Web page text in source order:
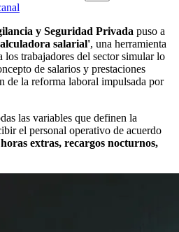
y Seguridad Privada puso a
salarial', una herramienta
trabajadores del sector simular lo
de salarios y prestaciones
de la reforma laboral impulsada por
las variables que definen la
el personal operativo de acuerdo
horas extras, recargos nocturnos,